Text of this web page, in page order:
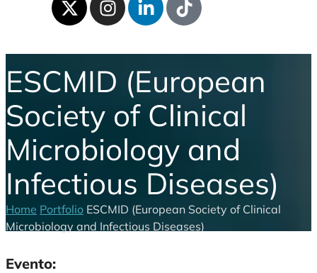
ESCMID (European
Society of Clinical
Microbiology and
Infectious Diseases)
Home Portfolio ESCMID (European Society of Clinical
Microbiology and Infectious Diseases)
Evento: